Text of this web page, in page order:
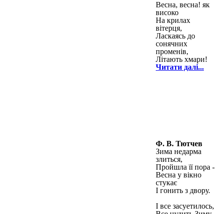
Весна, весна! як
високо
На крилах
вітерця,
Ласкаясь до
сонячних
променів,
Літають хмари!
Читати далі...
Ф. В. Тютчев
Зима недарма
злиться,
Пройшла її пора -
Весна у вікно
стукає
І гонить з двору.
І все засуетилось,